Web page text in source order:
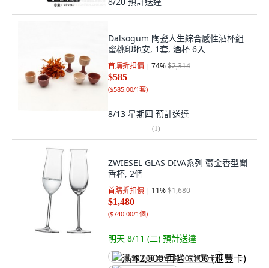
Dalsogum 陶瓷人生綜合感性酒杯組
蜜桃印地安, 1套, 酒杯 6入
首購折扣價 74%$2,314
$585
($585.00/1套)
8/13 星期四 預計送達
(1)
ZWIESEL GLAS DIVA系列 鬱金香型聞
香杯, 2個
首購折扣價 11%$1,680
$1,480
($740.00/1個)
明天 8/11 (二) 預計送達
满 $2,000 再省 $100 (滙豐卡)